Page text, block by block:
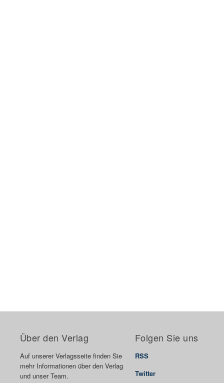
Über den Verlag
Auf unserer Verlagsseite finden Sie
mehr Informationen über den Verlag
und unser Team.
Folgen Sie uns
RSS
Twitter